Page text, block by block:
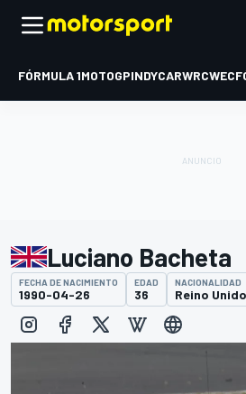
FÓRMULA 1MOTOGPINDYCARWRCWEC
Luciano Bacheta
FECHA DE NACIMIENTO
1990-04-26
EDAD
36
NACIONALIDAD
Reino Unido